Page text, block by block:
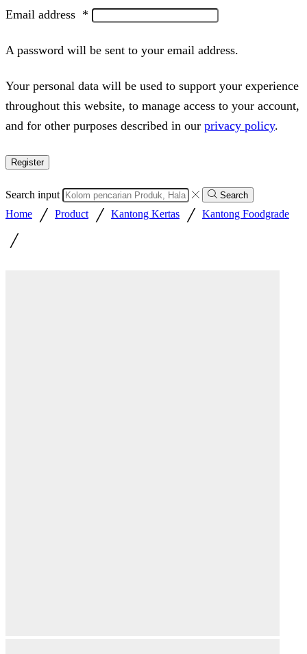
Email address *
A password will be sent to your email address.
Your personal data will be used to support your experience
throughout this website, to manage access to your account,
and for other purposes described in our privacy policy.
Register
Search input Search
Home / Product / Kantong Kertas / Kantong Foodgrade
/